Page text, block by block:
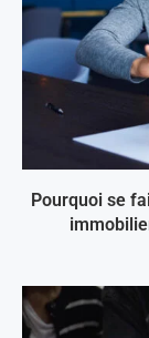
Pourquoi se